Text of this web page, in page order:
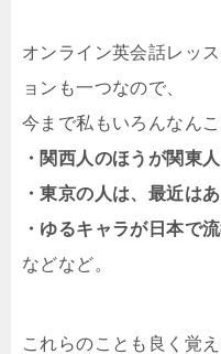
オンライン英会話レッ
ョンも一つなので、
今まで私もいろんなん
・関西人のほうが関東
・東京の人は、最近は
・ゆるキャラが日本で
などなど。
これらのことも良く覚